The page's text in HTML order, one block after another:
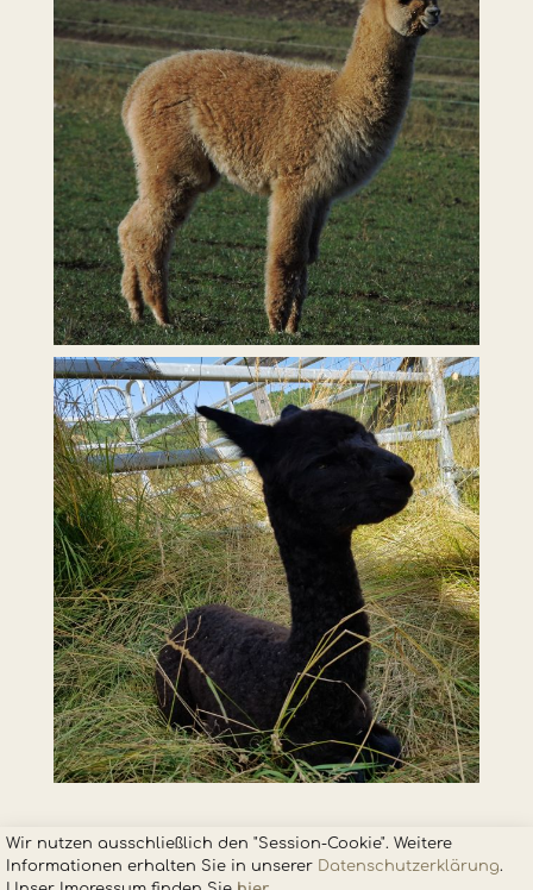
Wir nutzen ausschließlich den "Session-Cookie". Weitere
Informationen erhalten Sie in unserer Datenschutzerklärung.